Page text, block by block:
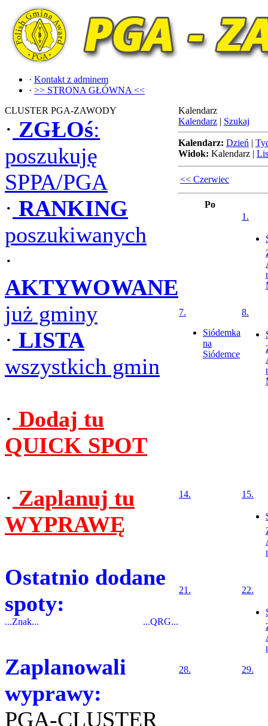
· Kontakt z adminem
· >> STRONA GŁÓWNA <<
CLUSTER PGA-ZAWODY
· ZGŁOś:
poszukuję
SPPA/PGA
· RANKING
poszukiwanych
·
AKTYWOWANE
już gminy
· LISTA
wszystkich gmin
· Dodaj tu
QUICK SPOT
· Zaplanuj tu
WYPRAWĘ
Ostatnio dodane
spoty:
...Znak... ...QRG...
Zaplanowali
wyprawy:
PGA-CLUSTER
Kalendarz
Kalendarz | Szukaj
Kalendarz: Dzień |
Widok: Kalendarz |
<< Czerwiec
Po
1.
7.
Siódemka
na
Siódemce
8.
14. 15.
21. 22.
28. 29.